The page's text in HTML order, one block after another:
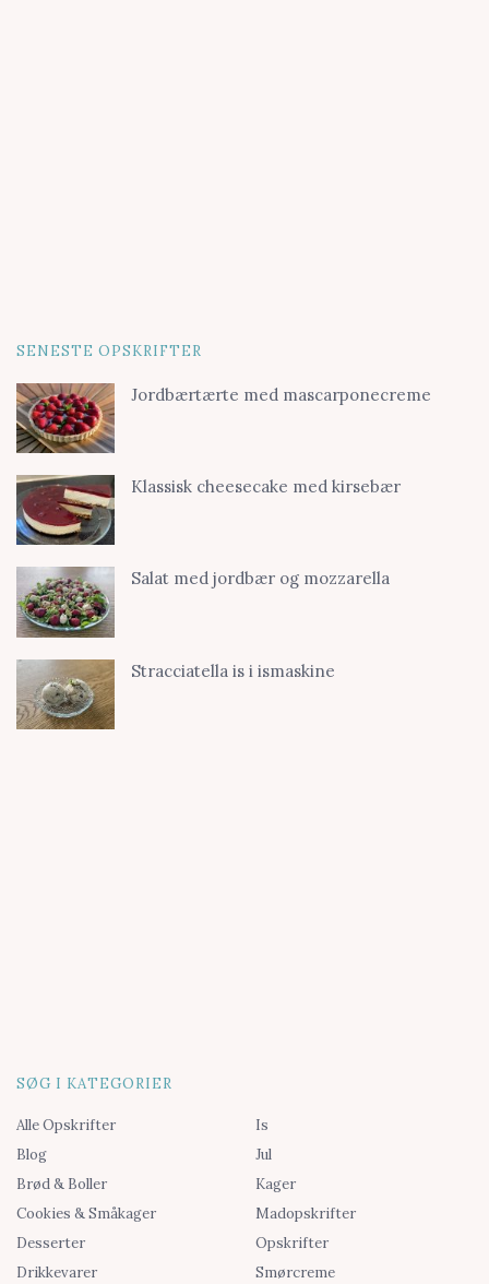
SENESTE OPSKRIFTER
Jordbærtærte med mascarponecreme
Klassisk cheesecake med kirsebær
Salat med jordbær og mozzarella
Stracciatella is i ismaskine
SØG I KATEGORIER
Alle Opskrifter
Blog
Brød & Boller
Cookies & Småkager
Desserter
Drikkevarer
Is
Jul
Kager
Madopskrifter
Opskrifter
Smørcreme